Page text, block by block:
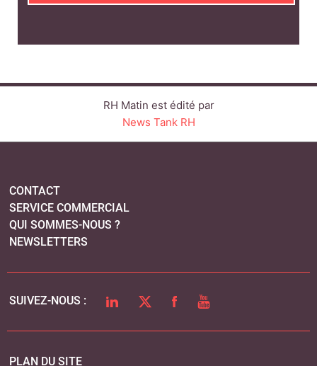
QUI SOMMES-NOUS ?
LINKEDINTWITTERFACEBOOK
MENTIONS LÉGALES
POLITIQUE DE CONFIDENTIALITÉ
COOKIES